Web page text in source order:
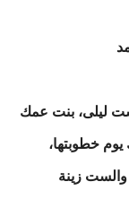
ليلى، بنت عمك
خطوبتها،
زينة